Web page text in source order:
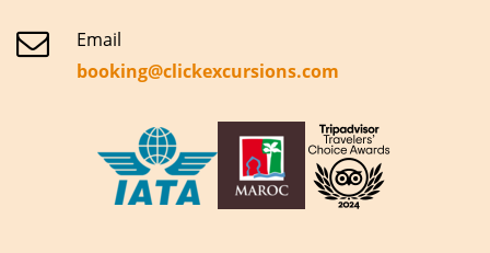
Email
booking@clickexcursions.com